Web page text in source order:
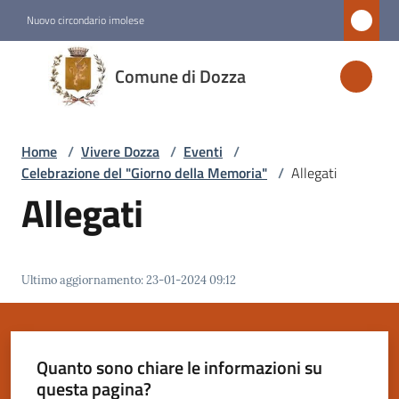
Nuovo circondario imolese
Comune di Dozza
Comune
di
Dozza
Servizi
Vivere
Dozza
Menu selezionato
Home / Vivere Dozza / Eventi /
Celebrazione del "Giorno della Memoria" / Allegati
Allegati
Ultimo aggiornamento:23-01-2024 09:12
Quanto sono chiare le informazioni su
questa pagina?